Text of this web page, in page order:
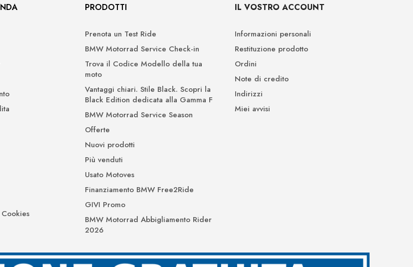
PRODOTTI
Prenota un Test Ride
BMW Motorrad Service Check-in
Trova il Codice Modello della tua
moto
Vantaggi chiari. Stile Black. Scopri la
Black Edition dedicata alla Gamma F
BMW Motorrad Service Season
Offerte
Nuovi prodotti
Più venduti
Usato Motoves
Finanziamento BMW Free2Ride
GIVI Promo
BMW Motorrad Abbigliamento Rider
2026
IL VOSTRO ACCOUNT
Informazioni personali
Restituzione prodotto
Ordini
Note di credito
Indirizzi
Miei avvisi